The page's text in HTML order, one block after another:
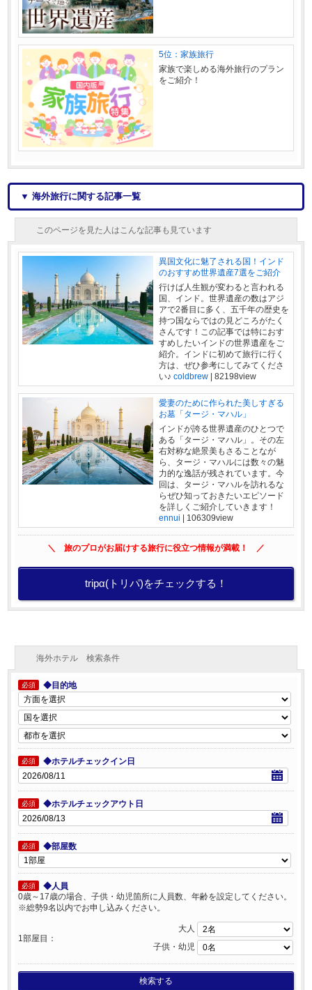
5位：家族旅行
家族で楽しめる海外旅行のプラン
をご紹介！
▼ 海外旅行に関する記事一覧
このページを見た人はこんな記事も見ています
異国文化に魅了される国！インド
のおすすめ世界遺産7選をご紹介
行けば人生観が変わると言われる
国、インド。世界遺産の数はアジ
アで2番目に多く、五千年の歴史を
持つ国ならではの見どころがたく
さんです！この記事では特におす
すめしたいインドの世界遺産をご
紹介。インドに初めて旅行に行く
方は、ぜひ参考にしてみてくださ
い♪ coldbrew| 82198view
愛妻のために作られた美しすぎる
お墓「タージ・マハル」
インドが誇る世界遺産のひとつで
ある「タージ・マハル」。その左
右対称な絶景美もさることなが
ら、タージ・マハルには数々の魅
力的な逸話が残されています。今
回は、タージ・マハルを訪れるな
らぜひ知っておきたいエピソード
を詳しくご紹介していきます！
ennui
106309view
＼ 旅のプロがお届けする旅行に役立つ情報が満載！ ／
tripα(トリパ)をチェックする！
海外ホテル 検索条件
必須 ◆目的地
必須 ◆ホテルチェックイン日
必須 ◆ホテルチェックアウト日
必須 ◆部屋数
必須
◆人員
0歳～17歳の場合、子供・幼児箇所に人員数、年齢を設定してください。
※総勢9名以内でお申し込みください。
1部屋目：
大人
子供・幼児
検索する